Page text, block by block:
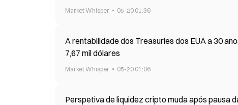
Market Whisper 05-20 01:36
A rentabilidade dos Treasuries dos EUA a 30
7,67 mil dólares
Market Whisper 05-20 01:06
Perspetiva de liquidez cripto muda após pausa